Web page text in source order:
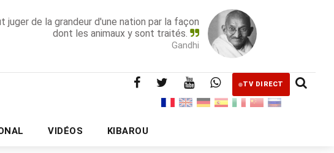
juger de la grandeur d'une nation par la façon
dont les animaux y sont traités.
Gandhi
TV DIRECT
VIDÉOS KIBAROU